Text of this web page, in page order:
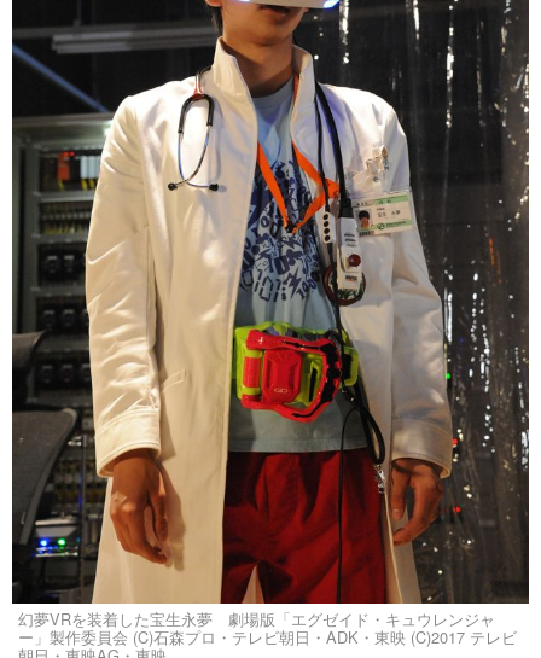
幻夢VRを装着した宝生永夢 劇場版「エグゼイド・キュウレンジャ
ー」製作委員会 (C)石森プロ・テレビ朝日・ADK・東映 (C)2017 テレビ